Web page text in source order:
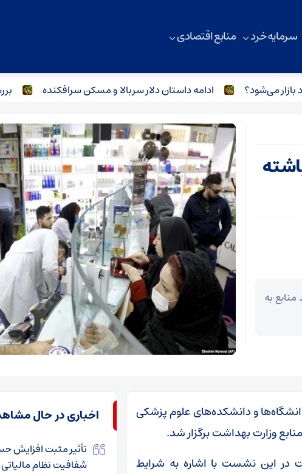
سرمایه خرد منابع اقتصادی
ادامه داستان دلار سربالا و مسکن سرافکنده بررسی
انباشته
به
و دانشکده‌های علوم پزشکی
وزارت بهداشت برگزار شد.
در این نشست با اشاره به شرایط
اخباری در حال
تأثیر مثبت افزایش
شفافیت نظام مالیاتی